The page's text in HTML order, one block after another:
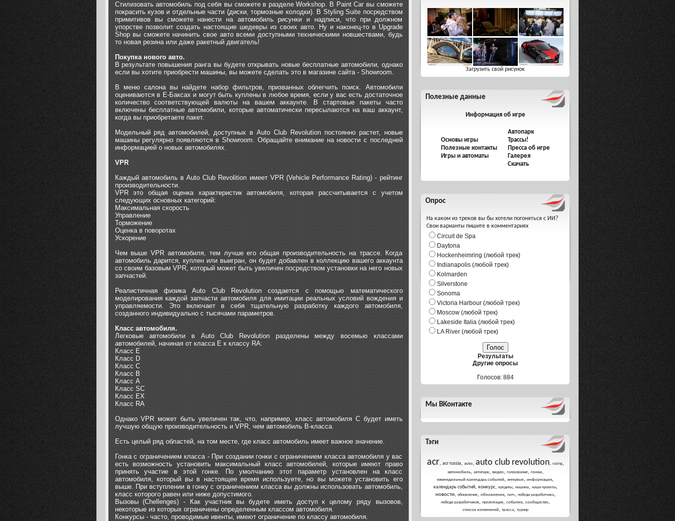
Стилизовать автомобиль под себя вы сможете в разделе Workshop. В Paint Car вы сможете
покрасить кузов и отдельные части (диски, тормозные колодки). В Styling Suite посредством
примитивов вы сможете нанести на автомобиль рисунки и надписи, что при должном
упорстве позволит создать настоящие шедевры из своих авто. Ну и наконец-то в Upgrade
Shop вы сможете начинить свое авто всеми доступными техническими новшествами, будь
то новая резина или даже ракетный двигатель!
Покупка нового авто.
В результате повышения ранга вы будете открывать новые бесплатные автомобили, однако
если вы хотите приобрести машины, вы можете сделать это в магазине сайта - Showroom.
В меню салона вы найдете набор фильтров, призванных облегчить поиск. Автомобили
оцениваются в E-Баксах и могут быть куплены в любое время, если у вас есть достаточное
количество соответствующей валюты на вашем аккаунте. В стартовые пакеты часто
включены бесплатные автомобили, которые автоматически пересылаются на ваш аккаунт,
когда вы приобретаете пакет.
Модельный ряд автомобилей, доступных в Auto Club Revolution постоянно растет, новые
машины регулярно появляются в Showroom. Обращайте внимание на новости с последней
информацией о новых автомобилях.
VPR
Каждый автомобиль в Auto Club Revolition имеет VPR (Vehicle Performance Rating) - рейтинг
производительности.
VPR это общая оценка характеристик автомобиля, которая рассчитывается с учетом
следующих основных категорий:
Максимальная скорость
Управление
Торможение
Оценка в поворотах
Ускорение
Чем выше VPR автомобиля, тем лучше его общая производительность на трассе. Когда
автомобиль дарится, куплен или выигран, он будет добавлен в коллекцию вашего аккаунта
со своим базовым VPR, который может быть увеличен посредством установки на него новых
запчастей.
Реалистичная физика Auto Club Revolution создается с помощью математического
моделирования каждой запчасти автомобиля для имитации реальных условий вождения и
управляемости. Это включает в себя тщательную разработку каждого автомобиля,
созданного индивидуально с тысячами параметров.
Класс автомобиля.
Легковые автомобили в Auto Club Revolution разделены между восемью классами
автомобилей, начиная от класса E к классу RA:
Класс E
Класс D
Класс С
Класс B
Класс А
Класс SC
Класс EX
Класс RA
Однако VPR может быть увеличен так, что, например, класс автомобиля С будет иметь
лучшую общую производительность и VPR, чем автомобиль B-класса.
Есть целый ряд областей, на том месте, где класс автомобиль имеет важное значение.
Гонка с ограничением класса - При создании гонки с ограничением класса автомобиля у вас
есть возможность установить максимальный класс автомобилей, которые имеют право
принять участие в этой гонке. По умолчанию этот параметр установлен на класс
автомобиля, который вы в настоящее время используете, но вы можете установить его
выше. При вступлении в гонку с ограничением класса вы должны использовать автомобиль,
класс которого равен или ниже допустимого.
Вызовы (Chellenges) - Как участник вы будете иметь доступ к целому ряду вызовов,
некоторые из которых ограничены определенным классом автомобиля.
Конкурсы - часто, проводимые ивенты, имеют ограничение по классу автомобиля.
Загрузить свой рисунок
Полезные данные
Информация об игре
Основы игры
Полезные контакты
Игры и автоматы
Автопарк
Трассы!
Пресса об игре
Галерея
Скачать
Опрос
На каком из треков вы бы хотели погоняться с ИИ?
Свои варианты пишите в комментариях
Circuit de Spa
Daytona
Hockenheimring (любой трек)
Indianapolis (любой трек)
Kolmarden
Silverstone
Sonoma
Victoria Harbour (любой трек)
Moscow (любой трек)
Lakeside Italia (любой трек)
LA River (любой трек)
Результаты
Другие опросы
Голосов: 884
Мы ВКонтакте
Тэги
acr, acr russia, auto, auto club revolution, racing,
автомобиль, автопарк, видео, голосование, гонки,
еженедельный календарь событий, интервью, информация,
календарь событий, конкурс, кредиты, машина, наши проекты,
новости, обновление, обновления, патч, победи разработчика,
победи разработчиков, презентация, события, сообщество,
список изменений, трасса, турнир